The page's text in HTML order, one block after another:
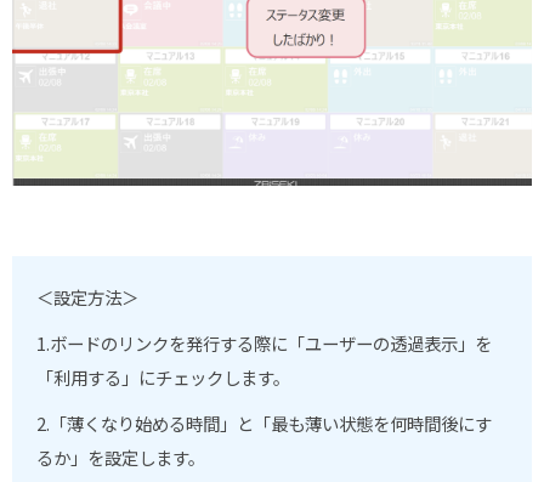
＜設定方法＞
1.ボードのリンクを発行する際に「ユーザーの透過表示」を
「利用する」にチェックします。
2.「薄くなり始める時間」と「最も薄い状態を何時間後にす
るか」を設定します。